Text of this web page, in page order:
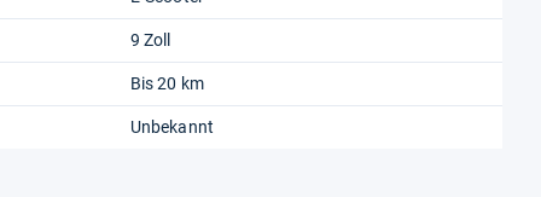
9 Zoll
Bis 20 km
Unbekannt